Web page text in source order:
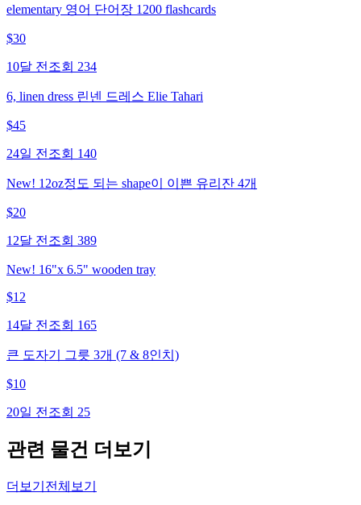
elementary 영어 단어장 1200 flashcards
$30
10달 전 조회 234
6, linen dress 린넨 드레스 Elie Tahari
$45
24일 전 조회 140
New! 12oz정도 되는 shape이 이쁜 유리잔 4개
$20
12달 전 조회 389
New! 16"x 6.5" wooden tray
$12
14달 전 조회 165
큰 도자기 그릇 3개 (7 & 8인치)
$10
20일 전 조회 25
관련 물건 더보기
더보기 전체보기